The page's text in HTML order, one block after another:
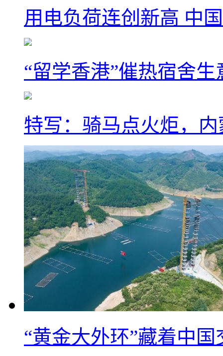
用电负荷连创新高 中
“留学香港”催热宿舍
特写：骑马点火炬，
“黄金大外环”藏着中